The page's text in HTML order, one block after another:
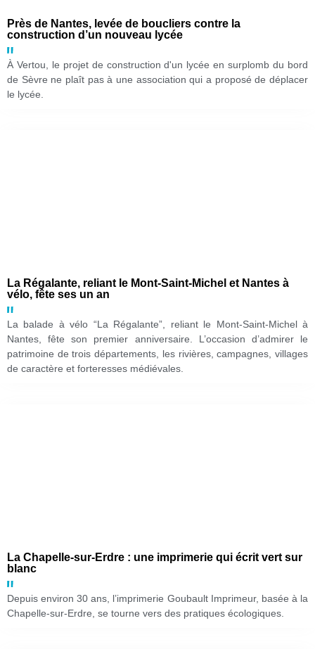
Près de Nantes, levée de boucliers contre la
construction d’un nouveau lycée
À Vertou, le projet de construction d'un lycée en surplomb du bord
de Sèvre ne plaît pas à une association qui a proposé de déplacer
le lycée.
La Régalante, reliant le Mont-Saint-Michel et Nantes à
vélo, fête ses un an
La balade à vélo “La Régalante”, reliant le Mont-Saint-Michel à
Nantes, fête son premier anniversaire. L’occasion d’admirer le
patrimoine de trois départements, les rivières, campagnes, villages
de caractère et forteresses médiévales.
La Chapelle-sur-Erdre : une imprimerie qui écrit vert sur
blanc
Depuis environ 30 ans, l’imprimerie Goubault Imprimeur, basée à la
Chapelle-sur-Erdre, se tourne vers des pratiques écologiques.